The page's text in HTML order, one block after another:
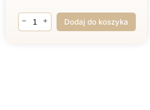
ilość
Bon
podarunkowy
− + Dodaj do koszyka